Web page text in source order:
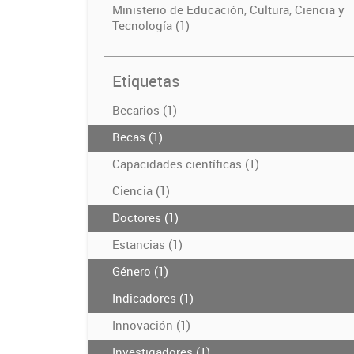
Ministerio de Educación, Cultura, Ciencia y
Tecnología (1)
Etiquetas
Becarios (1)
Becas (1)
Capacidades científicas (1)
Ciencia (1)
Doctores (1)
Estancias (1)
Género (1)
Indicadores (1)
Innovación (1)